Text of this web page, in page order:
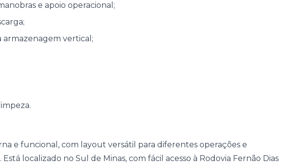
e apoio operacional;
armazenagem vertical;
e funcional, com layout versátil para diferentes operações e
localizado no Sul de Minas, com fácil acesso à Rodovia Fernão Dias